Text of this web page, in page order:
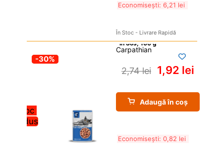
Economisești: 6,21 lei
În Stoc - Livrare Rapidă
Stoc
redus
-30%
Carpathian
2,74 lei 1,92 lei
Adaugă în coș
Economisești: 0,82 lei